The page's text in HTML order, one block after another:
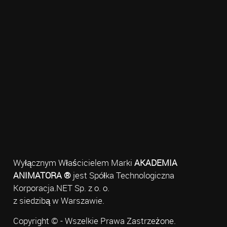
Wyłącznym Właścicielem Marki AKADEMIA
ANIMATORA ®jest Spółka Technologiczna
Korporacja.NET Sp. z o. o.
z siedzibą w Warszawie.
Copyright © - Wszelkie Prawa Zastrzeżone.